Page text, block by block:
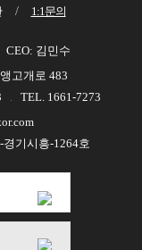
/ 1:1문의
CEO: 김민수
고개로 483
TEL. 1661-7273
경기시흥-1264호